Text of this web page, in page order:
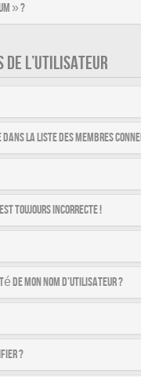
» ?
L’UTILISATEUR
dans la liste des membres
toujours incorrecte !
de mon nom d’utilisateur ?
?